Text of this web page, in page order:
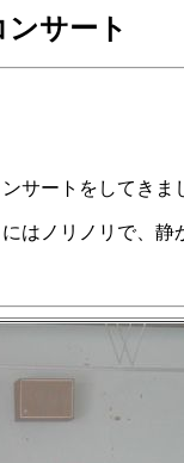
サート
サートをしてきま
はノリノリで、